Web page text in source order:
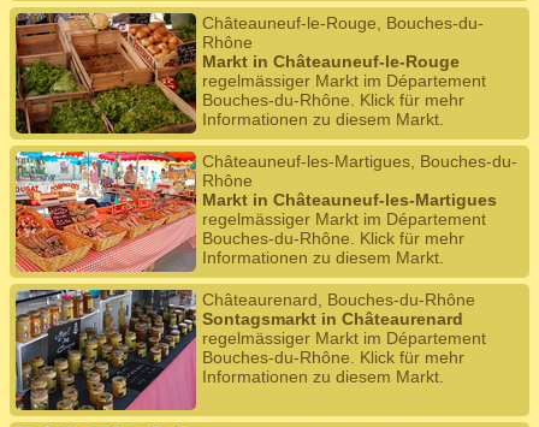
Châteauneuf-le-Rouge, Bouches-du-
Rhône
Markt in Châteauneuf-le-Rouge
regelmässiger Markt im Département
Bouches-du-Rhône. Klick für mehr
Informationen zu diesem Markt.
Châteauneuf-les-Martigues, Bouches-du-
Rhône
Markt in Châteauneuf-les-Martigues
regelmässiger Markt im Département
Bouches-du-Rhône. Klick für mehr
Informationen zu diesem Markt.
Châteaurenard, Bouches-du-Rhône
Sontagsmarkt in Châteaurenard
regelmässiger Markt im Département
Bouches-du-Rhône. Klick für mehr
Informationen zu diesem Markt.